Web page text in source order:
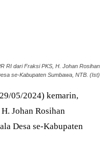
RI dari Fraksi PKS, H. Johan Rosihan
se-Kabupaten Sumbawa, NTB. (Ist)
05/2024) kemarin,
Johan Rosihan
Desa se-Kabupaten